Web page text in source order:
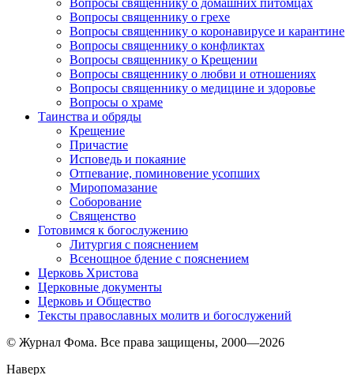
Вопросы священнику о домашних питомцах
Вопросы священнику о грехе
Вопросы священнику о коронавирусе и карантине
Вопросы священнику о конфликтах
Вопросы священнику о Крещении
Вопросы священнику о любви и отношениях
Вопросы священнику о медицине и здоровье
Вопросы о храме
Таинства и обряды
Крещение
Причастие
Исповедь и покаяние
Отпевание, поминовение усопших
Миропомазание
Соборование
Священство
Готовимся к богослужению
Литургия с пояснением
Всенощное бдение с пояснением
Церковь Христова
Церковные документы
Церковь и Общество
Тексты православных молитв и богослужений
© Журнал Фома. Все права защищены, 2000—2026
Наверх